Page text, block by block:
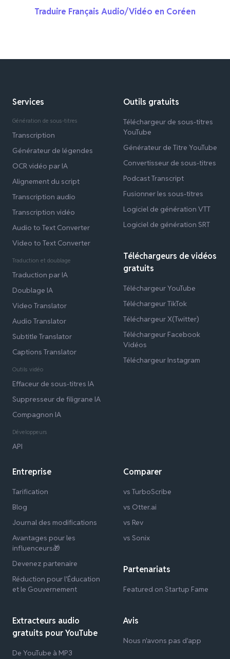
Traduire Français Audio/Vidéo en Coréen
Services
Génération de sous-titres
Transcription
Générateur de légendes
OCR vidéo par IA
Alignement du script
Transcription audio
Transcription vidéo
Audio to Text Converter
Video to Text Converter
Traduction et doublage
Traduction par IA
Doublage IA
Video Translator
Audio Translator
Subtitle Translator
Captions Translator
Outils vidéo
Effaceur de sous-titres IA
Suppresseur de filigrane IA
Compagnon IA
Développeurs
API
Outils gratuits
Téléchargeur de sous-titres
YouTube
Générateur de Titre YouTube
Convertisseur de sous-titres
Podcast Transcript
Fusionner les sous-titres
Logiciel de génération VTT
Logiciel de génération SRT
Téléchargeurs de vidéos
gratuits
Téléchargeur YouTube
Téléchargeur TikTok
Téléchargeur X(Twitter)
Téléchargeur Facebook
Vidéos
Téléchargeur Instagram
Entreprise
Tarification
Blog
Journal des modifications
Avantages pour les
influenceurs🎁
Devenez partenaire
Réduction pour l'Éducation
et le Gouvernement
Extracteurs audio
gratuits pour YouTube
De YouTube à MP3
Comparer
vs TurboScribe
vs Otter.ai
vs Rev
vs Sonix
Partenariats
Featured on Startup Fame
Avis
Nous n'avons pas d'app